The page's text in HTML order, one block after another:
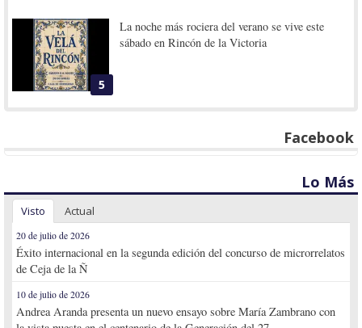
5
La noche más rociera del verano se vive este
sábado en Rincón de la Victoria
Facebook
Lo Más
Visto Actual
20 de julio de 2026
Éxito internacional en la segunda edición del concurso de microrrelatos
de Ceja de la Ñ
10 de julio de 2026
Andrea Aranda presenta un nuevo ensayo sobre María Zambrano con